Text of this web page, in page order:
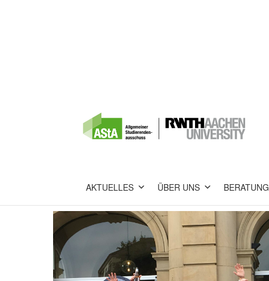
AKTUELLES ÜBER UNS BERATUNG